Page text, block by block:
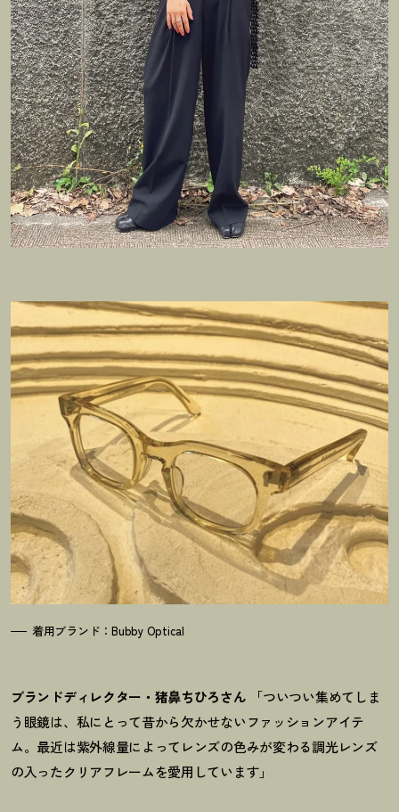
着用ブランド：Bubby Optical
ブランドディレクター・猪鼻ちひろさん 「ついつい集めてしま
う眼鏡は、私にとって昔から欠かせないファッションアイテ
ム。最近は紫外線量によってレンズの色みが変わる調光レンズ
の入ったクリアフレームを愛用しています」